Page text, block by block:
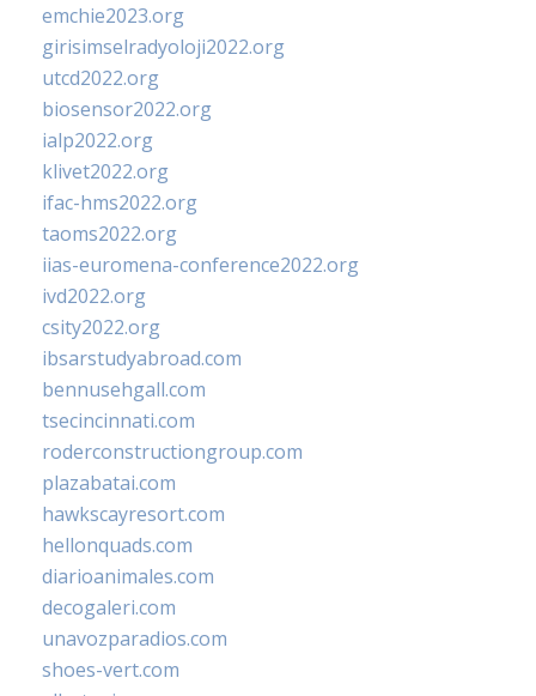
emchie2023.org
girisimselradyoloji2022.org
utcd2022.org
biosensor2022.org
ialp2022.org
klivet2022.org
ifac-hms2022.org
taoms2022.org
iias-euromena-conference2022.org
ivd2022.org
csity2022.org
ibsarstudyabroad.com
bennusehgall.com
tsecincinnati.com
roderconstructiongroup.com
plazabatai.com
hawkscayresort.com
hellonquads.com
diarioanimales.com
decogaleri.com
unavozparadios.com
shoes-vert.com